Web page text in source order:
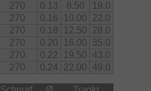
270 0.13 8.50
19.0
270 0.16 10.00
22.0
270 0.18 12.50
28.0
270 0.20 16.00
35.0
270 0.22 19.50
43.0
270 0.24 22.00 49.0